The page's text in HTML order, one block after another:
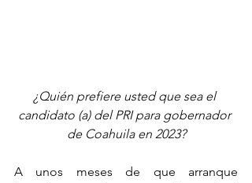
¿Quién prefiere usted que sea el
candidato (a) del PRI para gobernador
de Coahuila en 2023?
A unos meses de que arranque